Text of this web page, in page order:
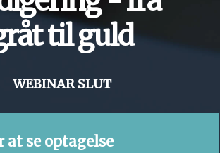
til guld
WEBINAR SLUT
se optagelse